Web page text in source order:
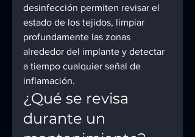
desinfección permiten revisar el
estado de los tejidos, limpiar
profundamente las zonas
alrededor del implante y detectar
a tiempo cualquier señal de
inflamación.
¿Qué se revisa
durante un